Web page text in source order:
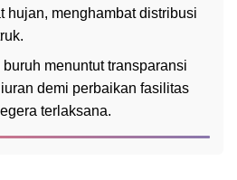
hujan, menghambat distribusi
menuntut transparansi
demi perbaikan fasilitas
terlaksana.